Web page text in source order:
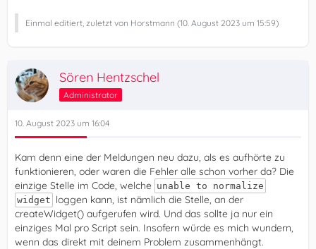
Einmal editiert, zuletzt von Horstmann (10. August 2023 um 15:59)
Sören Hentzschel
Administrator
10. August 2023 um 16:04
Kam denn eine der Meldungen neu dazu, als es aufhörte zu
funktionieren, oder waren die Fehler alle schon vorher da? Die
einzige Stelle im Code, welche unable to normalize
widget loggen kann, ist nämlich die Stelle, an der
createWidget() aufgerufen wird. Und das sollte ja nur ein
einziges Mal pro Script sein. Insofern würde es mich wundern,
wenn das direkt mit deinem Problem zusammenhängt.